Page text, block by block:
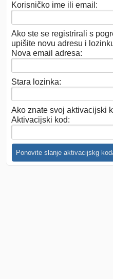
Korisničko ime ili email:
Ako ste se registrirali s
upišite novu adresu i
Nova email adresa:
Stara lozinka:
Ako znate svoj aktivacijski
Aktivacijski kod: